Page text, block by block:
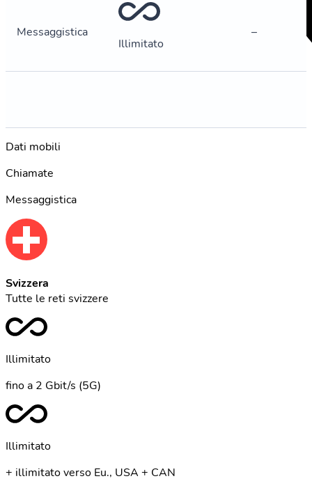
Messaggistica
Illimitato
–
Dati mobili
Chiamate
Messaggistica
Svizzera
Tutte le reti svizzere
Illimitato
fino a 2 Gbit/s (5G)
Illimitato
+ illimitato verso Eu., USA + CAN